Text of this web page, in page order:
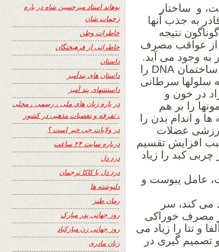
و ساختار
به جذب آنها
نتیجه
از عواقب مصرف
وجود می آید.
بزرگترین خطر مصرف شکر این است که ساختمان DNA را
سلولها سرطانی
در خون و
را بر هم
و اندام بدن را
عضلات
افزایش تقسیم
کبد را زیاد
عامل یبوست و
کند، سر
مصرف خوراکی
و تتا را زیاد می
تصمیم گیری در
پوهاند استاد میرحسین شاه در باره
زحمات شان
خاطرات وطن
خاطراتی از فرهیختگان
داستان
داستان های پندآمیز
داستنتنهای پند آمیز
در باره زبان های ملی ، رسمی ، محلی
، تفرقه و تعصبات مذهبی در کشور
در ولایات چی خبر است ؟
درباره سایت ۲۴ ساعت
درد دل
درد دل با کاکا ترجمان
دلنوشته ها
رمان طنز
روز جهانی پدر مبارک
روز جهانی زن مبارکباد
زبان مادری